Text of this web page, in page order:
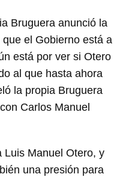
Bruguera anunció la
el Gobierno está a
está por ver si Otero
al que hasta ahora
la propia Bruguera
Carlos Manuel
Luis Manuel Otero, y
una presión para